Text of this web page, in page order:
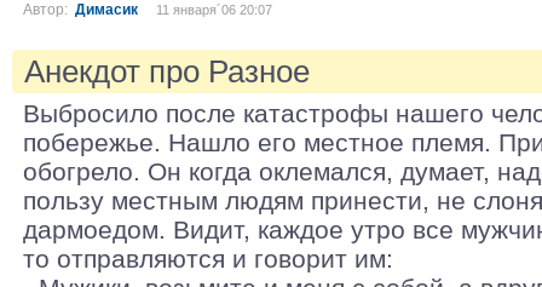
Автор: Димасик 11 января´06 20:07
Анекдот про Разное
Выбросило после катастрофы нашего
побережье. Нашло его местное племя.
обогрело. Он когда оклемался, думает,
пользу местным людям принести, не
дармоедом. Видит, каждое утро все
то отправляются и говорит им: